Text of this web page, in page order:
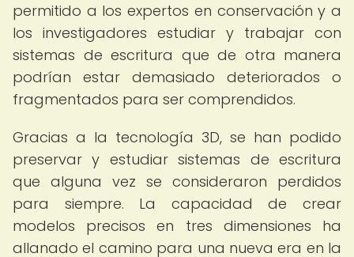
permitido a los expertos en conservación y a
los investigadores estudiar y trabajar con
sistemas de escritura que de otra manera
podrían estar demasiado deteriorados o
fragmentados para ser comprendidos.
Gracias a la tecnología 3D, se han podido
preservar y estudiar sistemas de escritura
que alguna vez se consideraron perdidos
para siempre. La capacidad de crear
modelos precisos en tres dimensiones ha
allanado el camino para una nueva era en la